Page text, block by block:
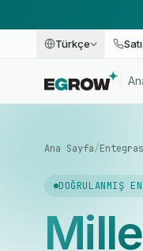
Türkçe
Ana Sayfa/
DOĞRULANMIŞ